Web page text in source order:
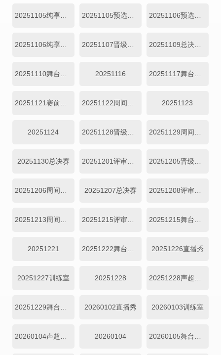
20251105预选赛第05期 20251106预选赛第06期
20251109总决赛第01期
20251116
20251123
20251124
20251130总决赛
20251207总决赛
20251221 20251226直播秀
20251227训练室 20251228
20260102直播秀 20260103训练室
20260104